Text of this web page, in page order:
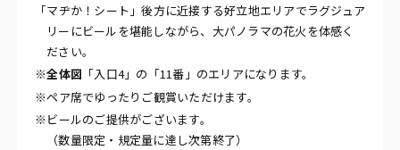
「マヂか！シート」後方に近接する好立地エリアでラグジュア
リーにビールを堪能しながら、大パノラマの花火を体感く
ださい。
※全体図 「入口4」の「11番」のエリアになります。
※ペア席でゆったりご観賞いただけます。
※ビールのご提供がございます。
（数量限定・規定量に達し次第終了）